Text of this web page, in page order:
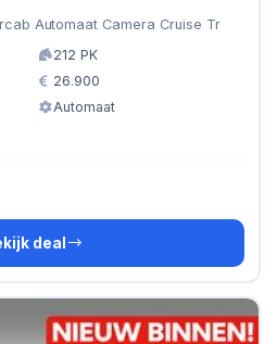
Automaat Camera Cruise Tr
212 PK
26.900
Automaat
deal